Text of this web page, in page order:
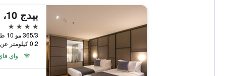
بيدج 10، هوتل
4 نجوم
0.2 كيلومتر عن وسط المدينة
واي